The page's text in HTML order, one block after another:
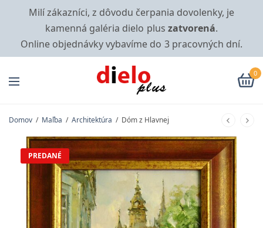
Milí zákazníci, z dôvodu čerpania dovolenky, je
kamenná galéria dielo plus zatvorená.
Online objednávky vybavíme do 3 pracovných dní.
0
Domov / Maľba / Architektúra / Dóm z Hlavnej
PREDANÉ